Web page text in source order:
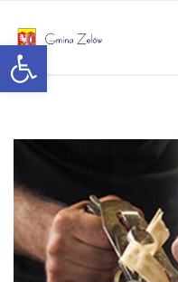
Otwórz pasek